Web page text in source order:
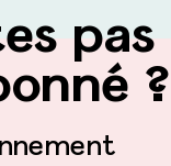
pas
?